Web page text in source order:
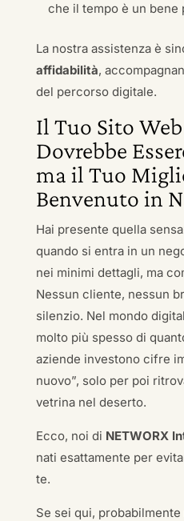
che il tempo è un bene
La nostra assistenza è
affidabilità,
del percorso digitale.
Il Tuo Sito
Dovrebbe
ma il Tuo
Benvenuto in
Hai presente quella
quando si entra in un
nei minimi dettagli, ma
Nessun cliente, nessun
silenzio. Nel mondo
molto più spesso di
aziende investono cifre
nuovo”, solo per poi
vetrina nel deserto.
Ecco, noi di NETWORX
nati esattamente per
te.
Se sei qui,